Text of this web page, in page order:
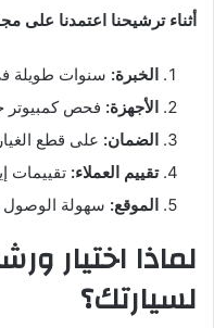
أثناء ترشيحنا اعتمدنا على
الخبرة: سنوات طويلة
الأجهزة: فحص كمبيوتر
الضمان: على قطع
تقييم العملاء: تقييمات
الموقع: سهولة الوصول
لماذا اختيار
لسيارتك؟